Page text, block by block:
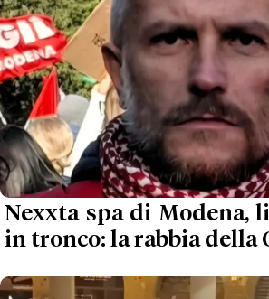
Nexxta spa di Modena,
in tronco: la rabbia della